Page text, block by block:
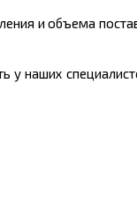
и объема
наших